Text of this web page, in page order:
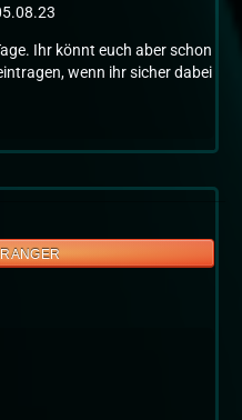
Ihr könnt euch aber schon
wenn ihr sicher dabei
RANGER